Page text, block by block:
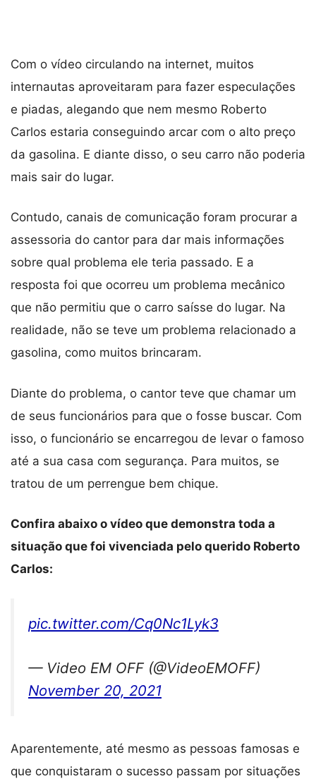
Com o vídeo circulando na internet, muitos
internautas aproveitaram para fazer especulações
e piadas, alegando que nem mesmo Roberto
Carlos estaria conseguindo arcar com o alto preço
da gasolina. E diante disso, o seu carro não poderia
mais sair do lugar.
Contudo, canais de comunicação foram procurar a
assessoria do cantor para dar mais informações
sobre qual problema ele teria passado. E a
resposta foi que ocorreu um problema mecânico
que não permitiu que o carro saísse do lugar. Na
realidade, não se teve um problema relacionado a
gasolina, como muitos brincaram.
Diante do problema, o cantor teve que chamar um
de seus funcionários para que o fosse buscar. Com
isso, o funcionário se encarregou de levar o famoso
até a sua casa com segurança. Para muitos, se
tratou de um perrengue bem chique.
Confira abaixo o vídeo que demonstra toda a
situação que foi vivenciada pelo querido Roberto
Carlos:
pic.twitter.com/Cq0Nc1Lyk3
— Video EM OFF (@VideoEMOFF)
November 20, 2021
Aparentemente, até mesmo as pessoas famosas e
que conquistaram o sucesso passam por situações